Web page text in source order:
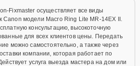
Fixmaster осуществляет все виды
модели Macro Ring Lite MR-14EX II.
консультацию, высокоточную
для всех клиентов цены. Передать
можно самостоятельно, а также через
компании, которая работает по
услуга выезда мастера на дом или